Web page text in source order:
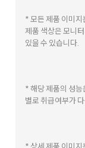
* 모든 제품 이미지
제품 색상은 모니
있을 수 있습니다.
* 해당 제품의 성능
별로 취급여부가